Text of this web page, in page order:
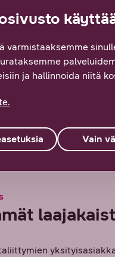
varmistaaksemme
ja hallinnoida niitä
Vain